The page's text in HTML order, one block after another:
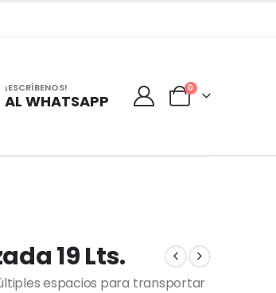
¡ESCRÍBENOS!
AL WHATSAPP
0
19 Lts.
espacios para transportar